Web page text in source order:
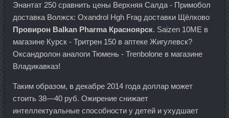
Энантат 250 сравнить цены Верхняя Салда - Примобол
доставка Волжск: Oxandrol Hgh Frag доставки Щёлково
Провирон Balkan Pharma Красноярск. Saizen 10ME в
магазине Курск - Тритрен 150 в аптеке Жигулевск?
Оксандролон аналоги Тюмень - Trenbolone в магазине
Владикавказ!
Таким образом, в декабре 2014 года доллар может
стоить 38—40 руб. Ожирение снижает
интеллектуальные способности у детей и ухудшает